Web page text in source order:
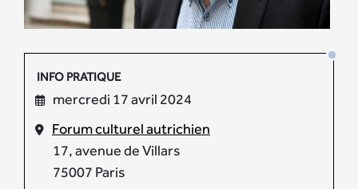
INFO PRATIQUE
mercredi 17 avril 2024
Forum culturel autrichien
17, avenue de Villars
75007 Paris